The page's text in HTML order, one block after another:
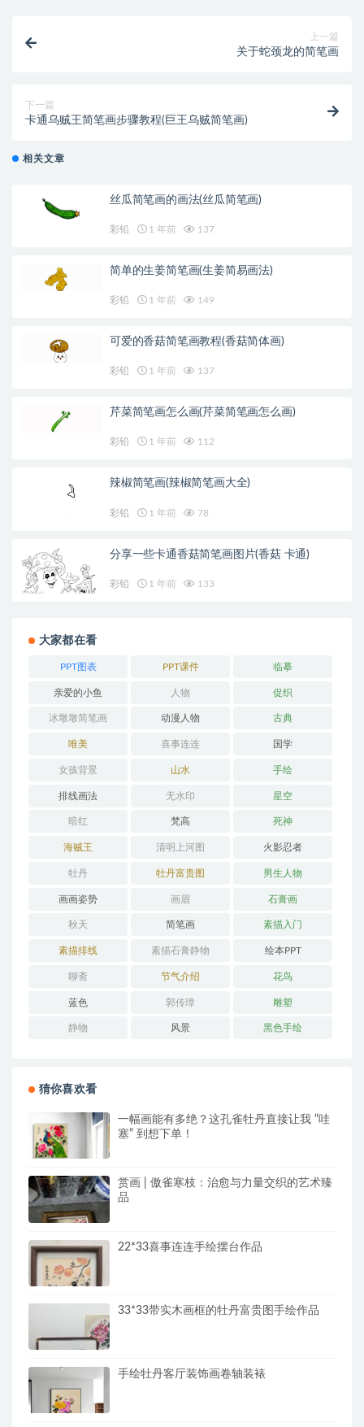
上一篇
关于蛇颈龙的简笔画
下一篇
卡通乌贼王简笔画步骤教程(巨王乌贼简笔画)
相关文章
丝瓜简笔画的画法(丝瓜简笔画)
彩铅 1 年前 137
简单的生姜简笔画(生姜简易画法)
彩铅 1 年前 149
可爱的香菇简笔画教程(香菇简体画)
彩铅 1 年前 137
芹菜简笔画怎么画(芹菜简笔画怎么画)
彩铅 1 年前 112
辣椒简笔画(辣椒简笔画大全)
彩铅 1 年前 78
分享一些卡通香菇简笔画图片(香菇 卡通)
彩铅 1 年前 133
大家都在看
PPT图表 PPT课件 临摹
亲爱的小鱼 人物 促织
冰墩墩简笔画 动漫人物 古典
唯美 喜事连连 国学
女孩背景 山水 手绘
排线画法 无水印 星空
暗红 梵高 死神
海贼王 清明上河图 火影忍者
牡丹 牡丹富贵图 男生人物
画画姿势 画眉 石膏画
秋天 简笔画 素描入门
素描排线 素描石膏静物 绘本PPT
聊斋 节气介绍 花鸟
蓝色 郭传璋 雕塑
静物 风景 黑色手绘
猜你喜欢看
一幅画能有多绝？这孔雀牡丹直接让我 “哇
塞” 到想下单！
赏画 | 傲雀寒枝：治愈与力量交织的艺术臻
品
22*33喜事连连手绘摆台作品
33*33带实木画框的牡丹富贵图手绘作品
手绘牡丹客厅装饰画卷轴装裱